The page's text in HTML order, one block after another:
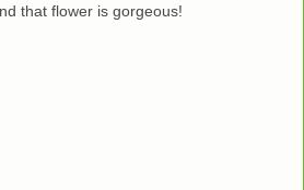
that flower is gorgeous!